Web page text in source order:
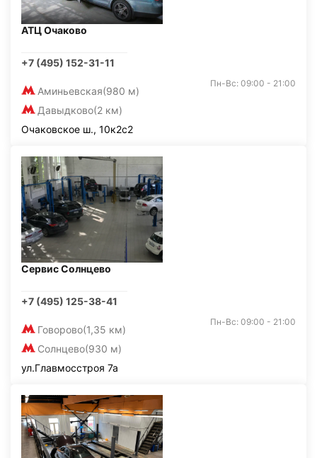
АТЦ Очаково
+7 (495) 152-31-11
Аминьевская(980 м)
Давыдково(2 км)
Пн-Вс: 09:00 - 21:00
Очаковское ш., 10к2с2
Сервис Солнцево
+7 (495) 125-38-41
Говорово(1,35 км)
Солнцево(930 м)
Пн-Вс: 09:00 - 21:00
ул.Главмосстроя 7а